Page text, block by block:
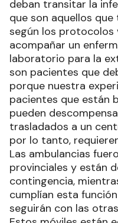
deban transitar la
que son aquellos
según los protocolos
acompañar un
laboratorio para la
son pacientes que
porque nuestra
pacientes que están
pueden
trasladados a un
por lo tanto,
Las ambulancias
provinciales y están
contingencia,
cumplían esta
seguirán con las